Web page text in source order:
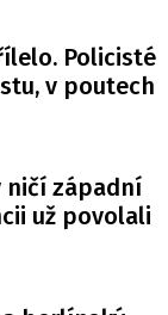
Policisté
v poutech
ničí západní
už povolali